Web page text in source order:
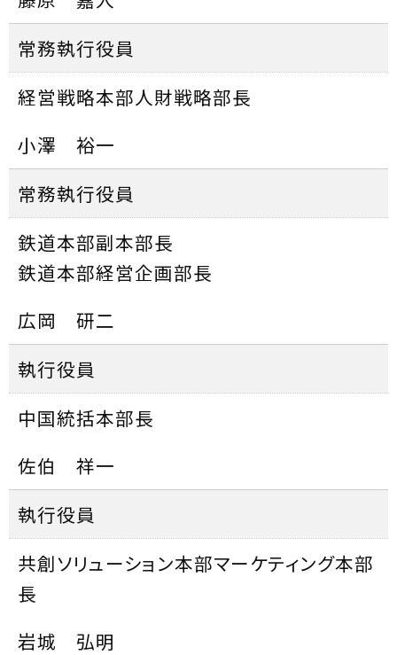
常務執行役員
経営戦略本部人財戦略部長
小澤 裕一
常務執行役員
鉄道本部副本部長
鉄道本部経営企画部長
広岡 研二
執行役員
中国統括本部長
佐伯 祥一
執行役員
共創ソリューション本部マーケティング本部
長
岩城 弘明